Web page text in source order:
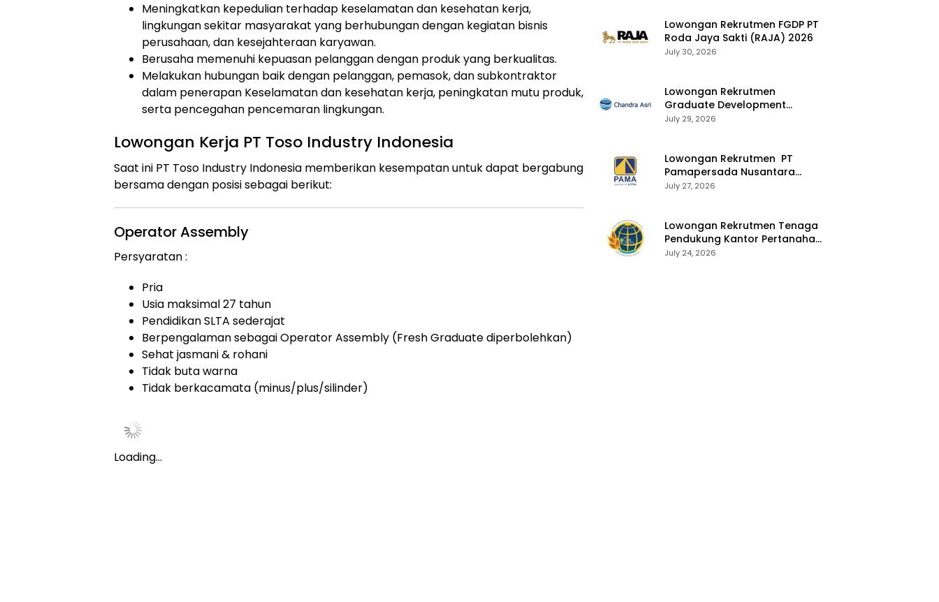
Meningkatkan kepedulian terhadap keselamatan dan kesehatan kerja,
lingkungan sekitar masyarakat yang berhubungan dengan kegiatan bisnis
perusahaan, dan kesejahteraan karyawan.
Berusaha memenuhi kepuasan pelanggan dengan produk yang berkualitas.
Melakukan hubungan baik dengan pelanggan, pemasok, dan subkontraktor
dalam penerapan Keselamatan dan kesehatan kerja, peningkatan mutu produk,
serta pencegahan pencemaran lingkungan.
Lowongan Kerja PT Toso Industry Indonesia
Saat ini PT Toso Industry Indonesia memberikan kesempatan untuk dapat bergabung
bersama dengan posisi sebagai berikut:
Operator Assembly
Persyaratan :
Pria
Usia maksimal 27 tahun
Pendidikan SLTA sederajat
Berpengalaman sebagai Operator Assembly (Fresh Graduate diperbolehkan)
Sehat jasmani & rohani
Tidak buta warna
Tidak berkacamata (minus/plus/silinder)
Loading…
Lowongan Rekrutmen FGDP PT
Roda Jaya Sakti (RAJA) 2026
July 30, 2026
Lowongan Rekrutmen
Graduate Development
Program Chandra Asri Group
July 29, 2026
Lowongan Rekrutmen PT
Pamapersada Nusantara
(PAMA) 2026
July 27, 2026
Lowongan Rekrutmen Tenaga
Pendukung Kantor Pertanahan
2026
July 24, 2026